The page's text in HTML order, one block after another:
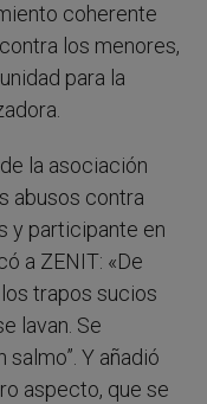
coherente
los menores,
para la
la asociación
abusos contra
y participante en
a ZENIT: «De
trapos sucios
lavan. Se
Y añadió
aspecto, que se